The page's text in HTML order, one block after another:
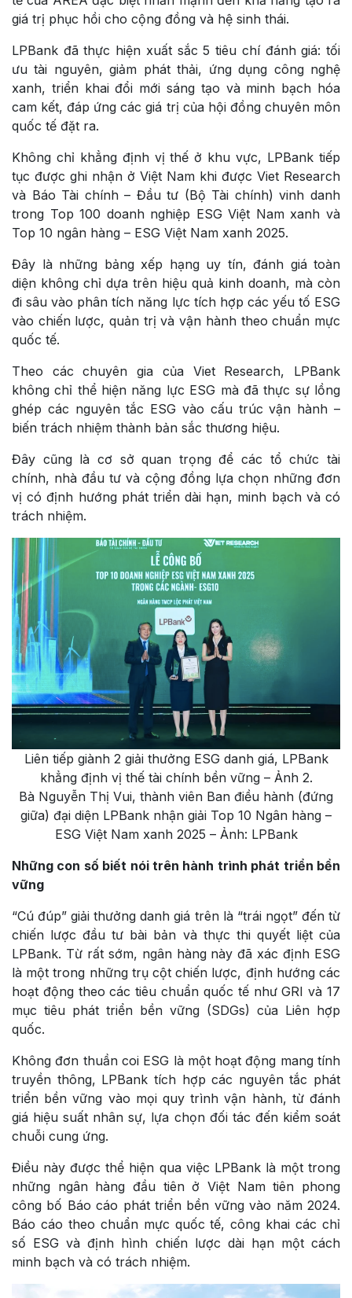
giá trị phục hồi cho cộng đồng và hệ sinh thái.
LPBank đã thực hiện xuất sắc 5 tiêu chí đánh giá: tối
ưu tài nguyên, giảm phát thải, ứng dụng công nghệ
xanh, triển khai đổi mới sáng tạo và minh bạch hóa
cam kết, đáp ứng các giá trị của hội đồng chuyên môn
quốc tế đặt ra.
Không chỉ khẳng định vị thế ở khu vực, LPBank tiếp
tục được ghi nhận ở Việt Nam khi được Viet Research
và Báo Tài chính – Đầu tư (Bộ Tài chính) vinh danh
trong Top 100 doanh nghiệp ESG Việt Nam xanh và
Top 10 ngân hàng – ESG Việt Nam xanh 2025.
Đây là những bảng xếp hạng uy tín, đánh giá toàn
diện không chỉ dựa trên hiệu quả kinh doanh, mà còn
đi sâu vào phân tích năng lực tích hợp các yếu tố ESG
vào chiến lược, quản trị và vận hành theo chuẩn mực
quốc tế.
Theo các chuyên gia của Viet Research, LPBank
không chỉ thể hiện năng lực ESG mà đã thực sự lồng
ghép các nguyên tắc ESG vào cấu trúc vận hành –
biến trách nhiệm thành bản sắc thương hiệu.
Đây cũng là cơ sở quan trọng để các tổ chức tài
chính, nhà đầu tư và cộng đồng lựa chọn những đơn
vị có định hướng phát triển dài hạn, minh bạch và có
trách nhiệm.
Liên tiếp giành 2 giải thưởng ESG danh giá, LPBank
khẳng định vị thế tài chính bền vững – Ảnh 2.
Bà Nguyễn Thị Vui, thành viên Ban điều hành (đứng
giữa) đại diện LPBank nhận giải Top 10 Ngân hàng –
ESG Việt Nam xanh 2025 – Ảnh: LPBank
Những con số biết nói trên hành trình phát triển bền
vững
“Cú đúp” giải thưởng danh giá trên là “trái ngọt” đến từ
chiến lược đầu tư bài bản và thực thi quyết liệt của
LPBank. Từ rất sớm, ngân hàng này đã xác định ESG
là một trong những trụ cột chiến lược, định hướng các
hoạt động theo các tiêu chuẩn quốc tế như GRI và 17
mục tiêu phát triển bền vững (SDGs) của Liên hợp
quốc.
Không đơn thuần coi ESG là một hoạt động mang tính
truyền thông, LPBank tích hợp các nguyên tắc phát
triển bền vững vào mọi quy trình vận hành, từ đánh
giá hiệu suất nhân sự, lựa chọn đối tác đến kiểm soát
chuỗi cung ứng.
Điều này được thể hiện qua việc LPBank là một trong
những ngân hàng đầu tiên ở Việt Nam tiên phong
công bố Báo cáo phát triển bền vững vào năm 2024.
Báo cáo theo chuẩn mực quốc tế, công khai các chỉ
số ESG và định hình chiến lược dài hạn một cách
minh bạch và có trách nhiệm.